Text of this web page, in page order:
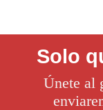
Solo
Únete al